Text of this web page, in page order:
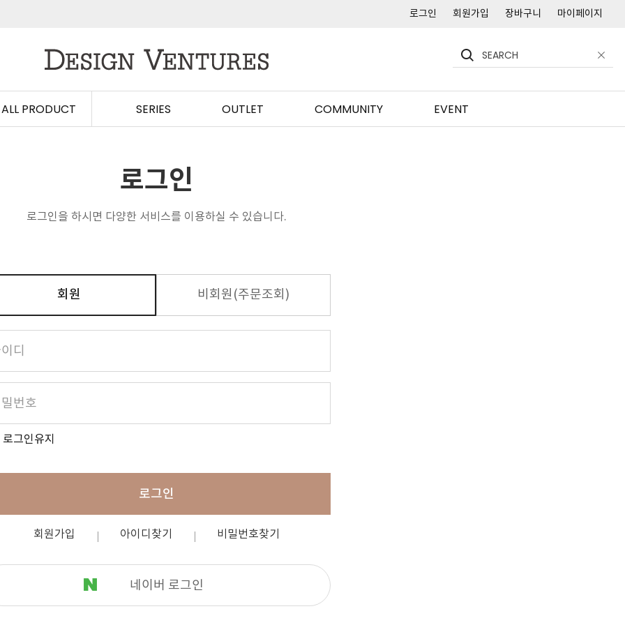
로그인 회원가입 장바구니 마이페이지
ALL PRODUCT SERIES OUTLET COMMUNITY EVENT
로그인
로그인을 하시면 다양한 서비스를 이용하실 수 있습니다.
회원 비회원(주문조회)
로그인유지
로그인
회원가입 아이디찾기 비밀번호찾기
네이버 로그인